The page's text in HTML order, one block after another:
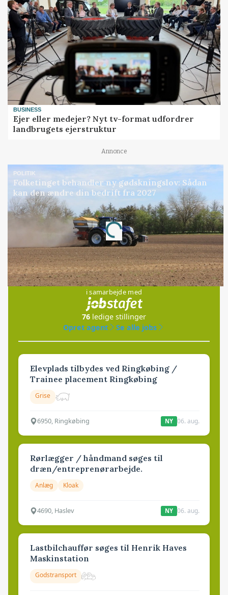
BUSINESS
Ejer eller medejer? Nyt tv-format udfordrer
landbrugets ejerstruktur
Annonce
POLITIK
Folketinget behandler ny gødskningslov: Sådan
kan den ændre din bedrift fra 2027
Annonce
Loading...
Jobs
i samarbejde med
76 ledige stillinger
Opret agent
Se alle jobs
Elevplads tilbydes ved Ringkøbing /
Trainee placement Ringkøbing
Grise
6950, Ringkøbing NY 06. aug.
Rørlægger / håndmand søges til
dræn/entreprenørarbejde.
Anlæg Kloak
4690, Haslev NY 06. aug.
Lastbilchauffør søges til Henrik Haves
Maskinstation
Godstransport